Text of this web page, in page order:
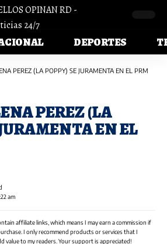
DEPORTES
PEREZ (LA POPPY) SE JURAMENTA EN EL PRM
PEREZ (LA
EN EL
am
affiliate links, which means I may earn a commission if
I only recommend products or services that I
value to my readers. Your support is appreciated!